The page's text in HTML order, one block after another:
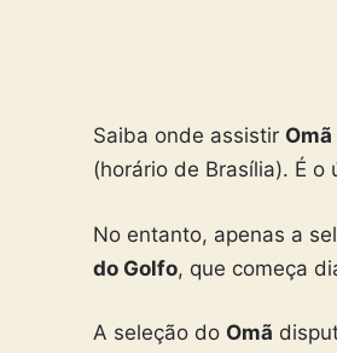
Saiba onde assistir
(horário de Brasília). É
No entanto, apenas a
do Golfo, que começa
A seleção do Omã